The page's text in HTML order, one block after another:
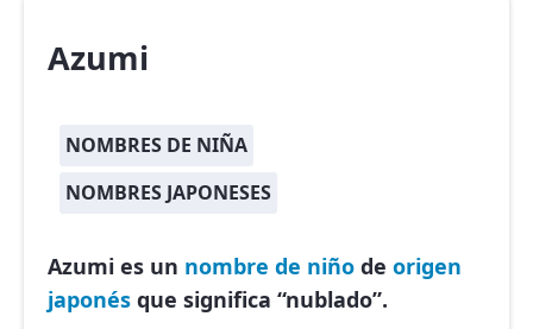
Azumi
NOMBRES DE NIÑA
NOMBRES JAPONESES
Azumi es un nombre de niño de origen
japonés que significa “nublado”.